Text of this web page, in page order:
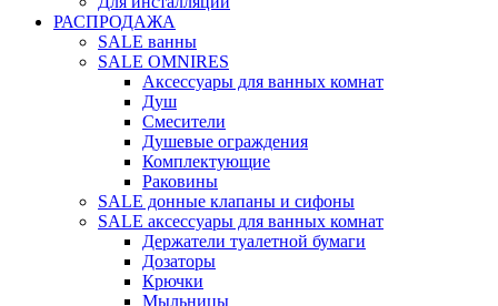
РАСПРОДАЖА
SALE ванны
SALE OMNIRES
Аксессуары для ванных комнат
Душ
Смесители
Душевые ограждения
Комплектующие
Раковины
SALE донные клапаны и сифоны
SALE аксессуары для ванных комнат
Держатели туалетной бумаги
Дозаторы
Крючки
Мыльницы